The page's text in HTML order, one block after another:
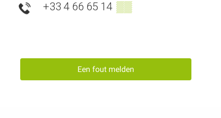
+33 4 66 65 14 ▒▒
Een fout melden